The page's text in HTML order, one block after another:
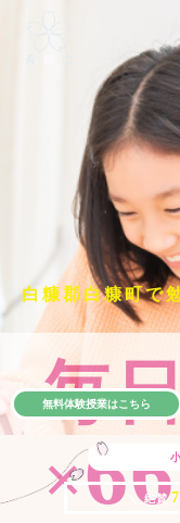
白糠郡白糠町で
毎
×66
＼ 絶賛 7
無料体験授業はこちら